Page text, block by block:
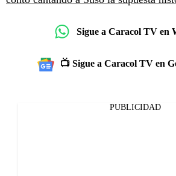
Sigue a Caracol TV en
📺 Sigue a Caracol TV en
PUBLICIDAD